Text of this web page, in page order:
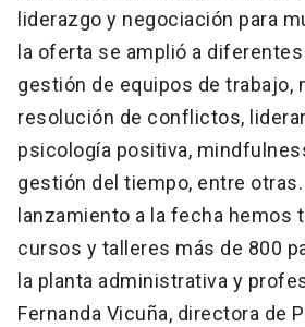
liderazgo y negociación para
la oferta se amplió a
gestión de equipos de trabajo,
resolución de conflictos,
psicología positiva,
gestión del tiempo, entre otras.
lanzamiento a la fecha hemos
cursos y talleres más de 800
la planta administrativa y
Fernanda Vicuña, directora de